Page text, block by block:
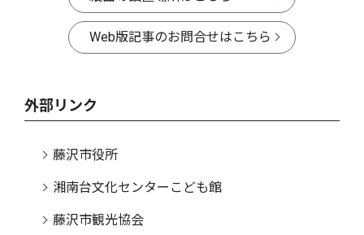
Web版記事のお問合せはこちら
外部リンク
藤沢市役所
湘南台文化センターこども館
藤沢市観光協会